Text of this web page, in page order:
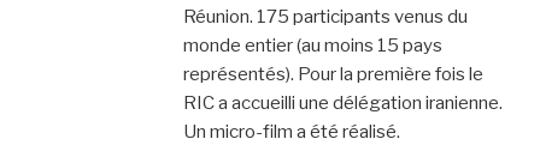
Réunion. 175 participants venus du
monde entier (au moins 15 pays
représentés). Pour la première fois le
RIC a accueilli une délégation iranienne.
Un micro-film a été réalisé.